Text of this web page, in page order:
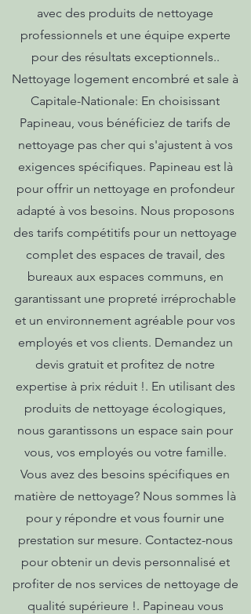
avec des produits de nettoyage
professionnels et une équipe experte
pour des résultats exceptionnels..
Nettoyage logement encombré et sale à
Capitale-Nationale: En choisissant
Papineau, vous bénéficiez de tarifs de
nettoyage pas cher qui s'ajustent à vos
exigences spécifiques. Papineau est là
pour offrir un nettoyage en profondeur
adapté à vos besoins. Nous proposons
des tarifs compétitifs pour un nettoyage
complet des espaces de travail, des
bureaux aux espaces communs, en
garantissant une propreté irréprochable
et un environnement agréable pour vos
employés et vos clients. Demandez un
devis gratuit et profitez de notre
expertise à prix réduit !. En utilisant des
produits de nettoyage écologiques,
nous garantissons un espace sain pour
vous, vos employés ou votre famille.
Vous avez des besoins spécifiques en
matière de nettoyage? Nous sommes là
pour y répondre et vous fournir une
prestation sur mesure. Contactez-nous
pour obtenir un devis personnalisé et
profiter de nos services de nettoyage de
qualité supérieure !. Papineau vous